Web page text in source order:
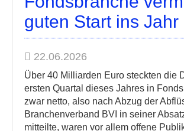
guten Start ins Jahr
22.06.2026
Über 40 Milliarden Euro steckten die
ersten Quartal dieses Jahres in
zwar netto, also nach Abzug der
Branchenverband BVI in seiner
mitteilte, waren vor allem offene